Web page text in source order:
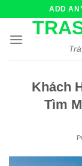
content
ADD
Khách
Tìm